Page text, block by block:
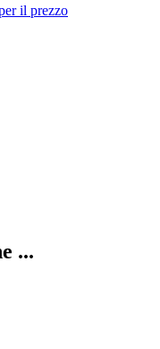
il prezzo
...